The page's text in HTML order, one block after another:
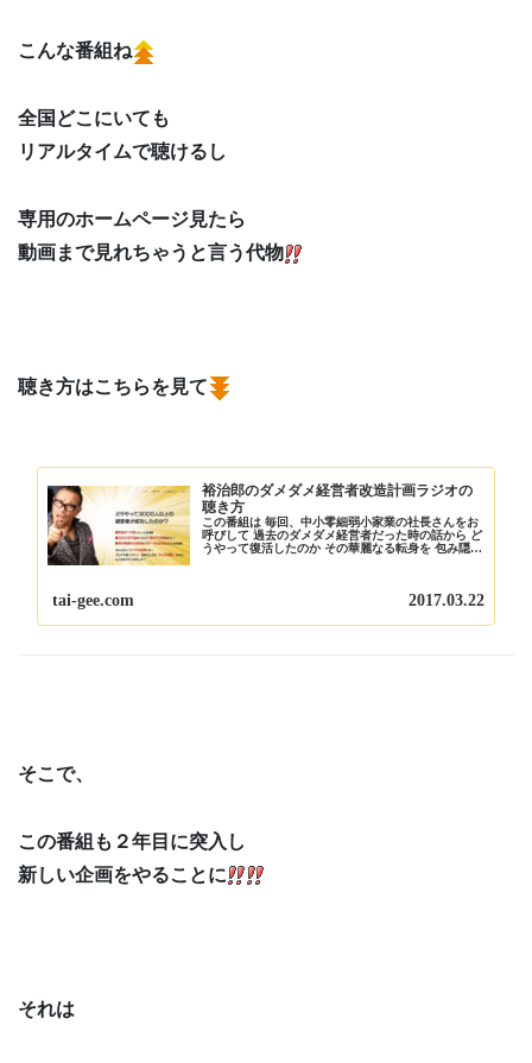
こんな番組ね
全国どこにいても
リアルタイムで聴けるし
専用のホームページ見たら
動画まで見れちゃうと言う代物
聴き方はこちらを見て
裕治郎のダメダメ経営者改造計画ラジオの
聴き方
この番組は 毎回、中小零細弱小家業の社長さんをお
呼びして 過去のダメダメ経営者だった時の話から ど
うやって復活したのか その華麗なる転身を 包み隠さ
tai-gee.com 2017.03.22
そこで、
この番組も２年目に突入し
新しい企画をやることに
それは